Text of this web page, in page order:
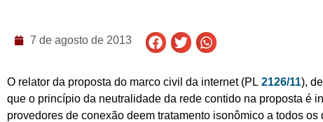
7 de agosto de 2013
O relator da proposta do marco civil da internet (PL 2126/11),
que o princípio da neutralidade da rede contido na proposta é
provedores de conexão deem tratamento isonômico a todos